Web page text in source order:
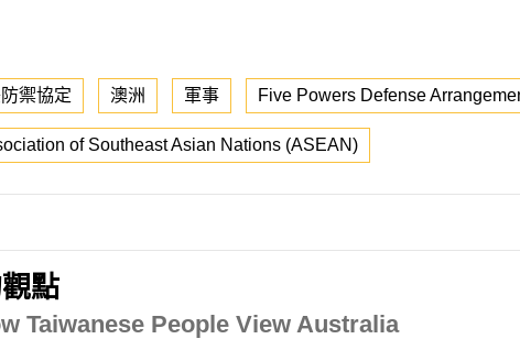
禦協定 澳洲 軍事 Five Powers Defense
of Southeast Asian Nations (ASEAN)
點
Taiwanese People View Australia